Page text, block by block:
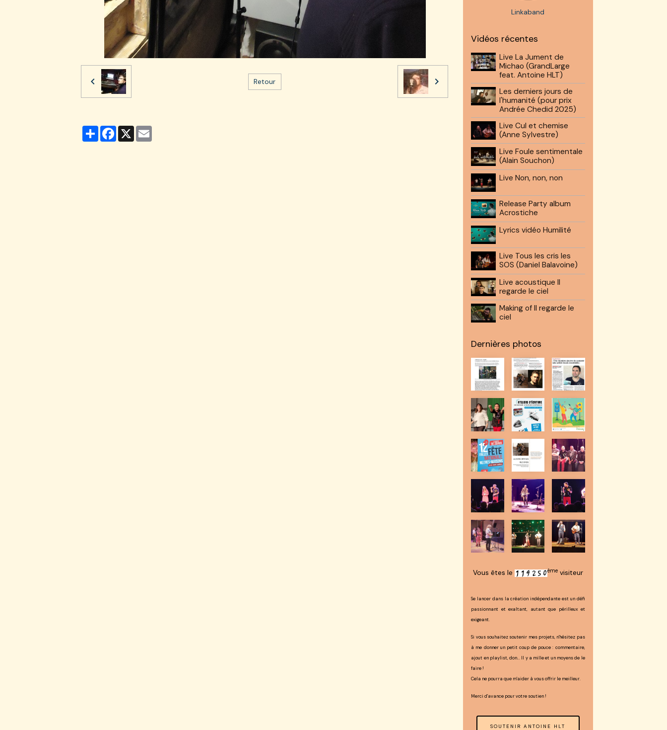
Retour
PartagerFacebook
X
Linkaband
Vidéos récentes
Live La Jument de
Michao (GrandLarge
feat. Antoine HLT)
Les derniers jours de
l'humanité (pour prix
Andrée Chedid 2025)
Live Cul et chemise
(Anne Sylvestre)
Live Foule sentimentale
(Alain Souchon)
Live Non, non, non
Release Party album
Acrostiche
Lyrics vidéo Humilité
Live Tous les cris les
SOS (Daniel Balavoine)
Live acoustique Il
regarde le ciel
Making of Il regarde le
ciel
Dernières photos
Vous êtes le èmevisiteur
Se lancer dans la création indépendante est un défi
passionnant et exaltant, autant que périlleux et
exigeant.
Si vous souhaitez soutenir mes projets, n'hésitez pas
à me donner un petit coup de pouce : commentaire,
ajout en playlist, don... Il y a mille et un moyens de le
faire !
Cela ne pourra que m'aider à vous offrir le meilleur.
Merci d'avance pour votre soutien !
SOUTENIR ANTOINE HLT